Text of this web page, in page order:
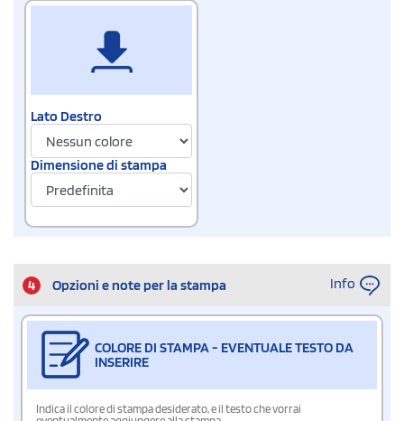
Lato Destro
Dimensione di stampa
4 Opzioni e note per la stampa Info
COLORE DI STAMPA - EVENTUALE TESTO DA
INSERIRE
Indica il colore di stampa desiderato, e il testo che vorrai